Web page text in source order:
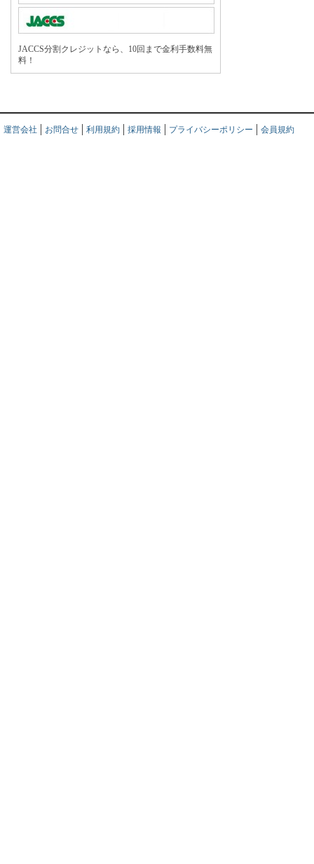
JACCS分割クレジットなら、10回まで金利手数料無
料！
運営会社 お問合せ 利用規約 採用情報 プライバシーポリシー 会員規約